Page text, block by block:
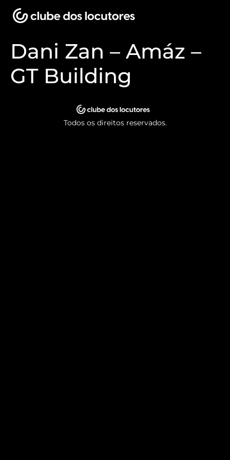
Dani Zan – Amáz –
GT Building
Todos os direitos reservados.